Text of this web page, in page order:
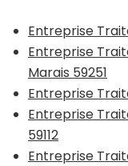
Entreprise
Entreprise
Marais 59251
Entreprise
Entreprise
59112
Entreprise